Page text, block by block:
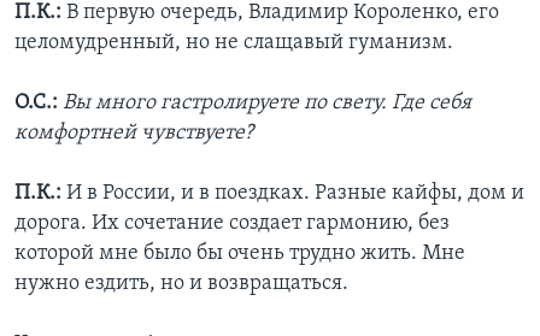
П.К.: В первую очередь, Владимир Короленко, его
целомудренный, но не слащавый гуманизм.
О.С.: Вы много гастролируете по свету. Где себя
комфортней чувствуете?
П.К.: И в России, и в поездках. Разные кайфы, дом и
дорога. Их сочетание создает гармонию, без
которой мне было бы очень трудно жить. Мне
нужно ездить, но и возвращаться.